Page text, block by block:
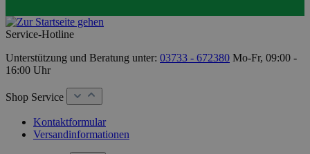
Service-Hotline
Unterstützung und Beratung unter: 03733 - 672380 Mo-Fr, 09:00 -
16:00 Uhr
Shop Service
Kontaktformular
Versandinformationen